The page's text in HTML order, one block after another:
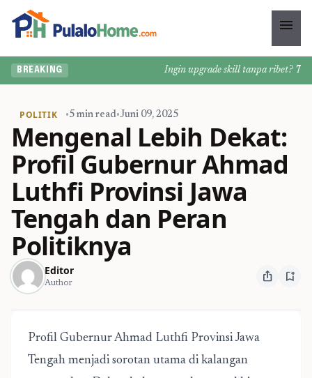
menu
BREAKING Ingin upgrade skill tanpa ribet?
POLITIK •5 min read•Juni 09, 2025
Mengenal Lebih Dekat:
Profil Gubernur Ahmad
Luthfi Provinsi Jawa
Tengah dan Peran
Politiknya
Editor
Author ios_share bookmark_add
Profil Gubernur Ahmad Luthfi Provinsi Jawa
Tengah menjadi sorotan utama di kalangan